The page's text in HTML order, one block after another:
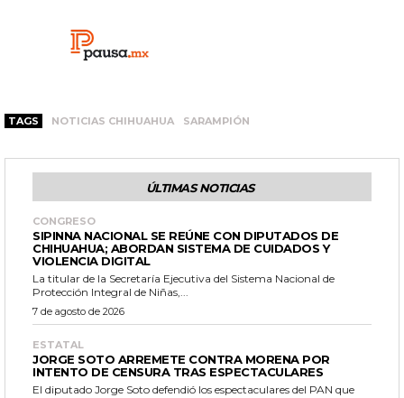
TAGS NOTICIAS CHIHUAHUA SARAMPIÓN
ÚLTIMAS NOTICIAS
CONGRESO
SIPINNA NACIONAL SE REÚNE CON DIPUTADOS DE
CHIHUAHUA; ABORDAN SISTEMA DE CUIDADOS Y
VIOLENCIA DIGITAL
La titular de la Secretaría Ejecutiva del Sistema Nacional de
Protección Integral de Niñas,...
7 de agosto de 2026
ESTATAL
JORGE SOTO ARREMETE CONTRA MORENA POR
INTENTO DE CENSURA TRAS ESPECTACULARES
El diputado Jorge Soto defendió los espectaculares del PAN que